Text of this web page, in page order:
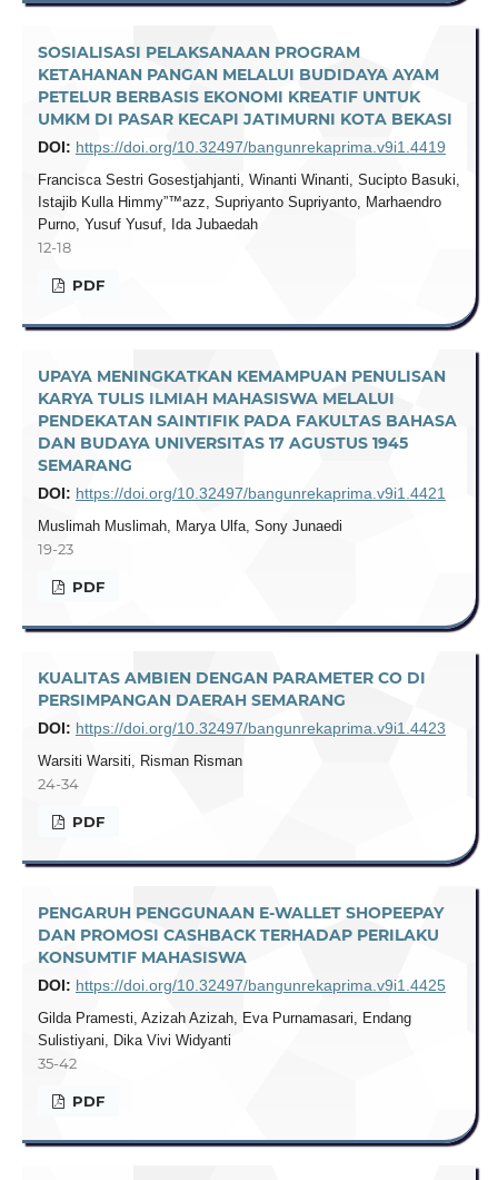
SOSIALISASI PELAKSANAAN PROGRAM
KETAHANAN PANGAN MELALUI BUDIDAYA AYAM
PETELUR BERBASIS EKONOMI KREATIF UNTUK
UMKM DI PASAR KECAPI JATIMURNI KOTA BEKASI
DOI: https://doi.org/10.32497/bangunrekaprima.v9i1.4419
Francisca Sestri Gosestjahjanti, Winanti Winanti, Sucipto Basuki,
Istajib Kulla Himmy”™azz, Supriyanto Supriyanto, Marhaendro
Purno, Yusuf Yusuf, Ida Jubaedah
12-18
PDF
UPAYA MENINGKATKAN KEMAMPUAN PENULISAN
KARYA TULIS ILMIAH MAHASISWA MELALUI
PENDEKATAN SAINTIFIK PADA FAKULTAS BAHASA
DAN BUDAYA UNIVERSITAS 17 AGUSTUS 1945
SEMARANG
DOI: https://doi.org/10.32497/bangunrekaprima.v9i1.4421
Muslimah Muslimah, Marya Ulfa, Sony Junaedi
19-23
PDF
KUALITAS AMBIEN DENGAN PARAMETER CO DI
PERSIMPANGAN DAERAH SEMARANG
DOI: https://doi.org/10.32497/bangunrekaprima.v9i1.4423
Warsiti Warsiti, Risman Risman
24-34
PDF
PENGARUH PENGGUNAAN E-WALLET SHOPEEPAY
DAN PROMOSI CASHBACK TERHADAP PERILAKU
KONSUMTIF MAHASISWA
DOI: https://doi.org/10.32497/bangunrekaprima.v9i1.4425
Gilda Pramesti, Azizah Azizah, Eva Purnamasari, Endang
Sulistiyani, Dika Vivi Widyanti
35-42
PDF